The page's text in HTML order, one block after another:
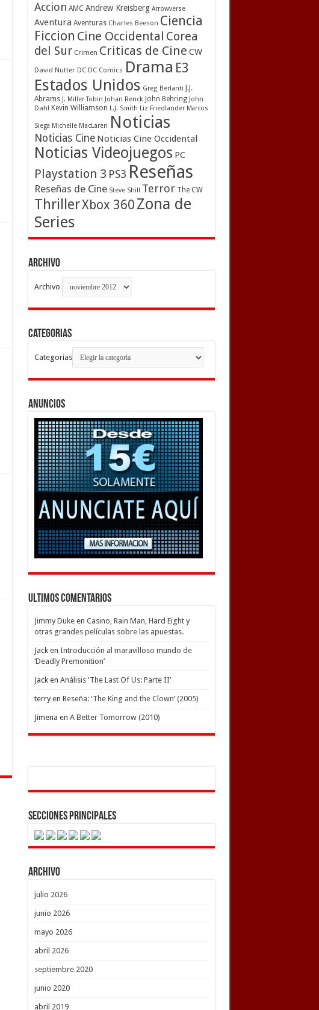
Accion AMC Andrew Kreisberg Arrowverse
Aventura Aventuras Charles Beeson Ciencia
Ficcion Cine Occidental Corea
del Sur Crimen Criticas de Cine CW
David Nutter DC DC Comics Drama E3
Estados Unidos Greg Berlanti
J.J.
Abrams J. Miller Tobin Johan Renck John Behring John
Dahl Kevin Williamson L.J. Smith Liz Friedlander Marcos
Siega Michelle MacLaren Noticias
Noticias Cine Noticias Cine Occidental
Noticias Videojuegos PC
Playstation 3 PS3 Reseñas
Reseñas de Cine Steve Shill Terror The CW
ThrillerXbox 360 Zona de
Series
Archivo
Archivo
Categorias
Categorias
Anuncios
Ultimos Comentarios
Jimmy Dukeen Casino, Rain Man, Hard Eight y
otras grandes películas sobre las apuestas.
Jacken Introducción al maravilloso mundo de
‘Deadly Premonition’
Jacken Análisis ‘The Last Of Us: Parte II’
terryen Reseña: ‘The King and the Clown’ (2005)
Jimena en A Better Tomorrow (2010)
Secciones Principales
Archivo
julio 2026
junio 2026
mayo 2026
abril 2026
septiembre 2020
junio 2020
abril 2019